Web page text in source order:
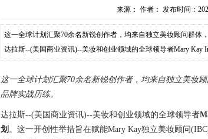
来源： 作者： 发布时间：
这一全球计划汇聚70余名新锐创作者，均来自独立美妆顾问群体
达拉斯--(美国商业资讯)--美妆和创业领域的全球领导者Mary Kay
这一全球计划汇聚70余名新锐创作者，均来自独立美妆
品牌实战历练。
达拉斯--(美国商业资讯)--美妆和创业领域的全球领导者
划 。这一开创性举措旨在赋能Mary Kay独立美妆顾问